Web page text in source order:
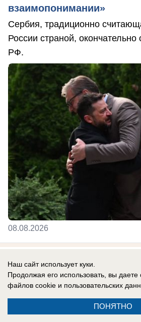
взаимопонимании»
Сербия, традиционно
России страной, окончательно
РФ.
08.08.2026
В России
Гороскоп по знакам
9 августа события заставят
прислушиваться не только к
Наш сайт использует куки.
Продолжая его использовать, вы даете
файлов cookie и пользовательских
ПОНЯТНО